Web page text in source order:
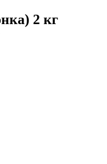
2 кг